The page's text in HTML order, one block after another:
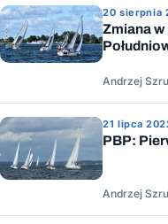
20 sierpnia
Zmiana w
Andrzej
21 lipca
PBP:
Andrzej